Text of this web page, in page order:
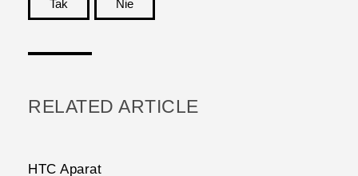
Tak
Nie
RELATED ARTICLE
HTC Aparat